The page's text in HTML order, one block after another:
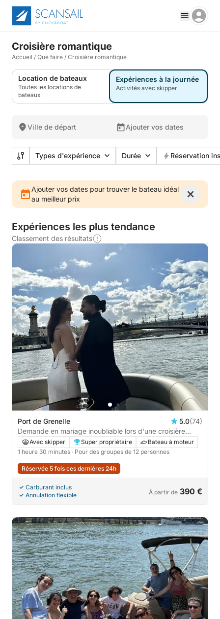
Croisière romantique
Accueil / Que faire / Croisière romantique
Location de bateaux
Toutes les locations de
bateaux
Expériences à la journée
Activités avec skipper
Ville de départ Ajouter vos dates
Types d'expérience Durée Réservation
Ajouter vos dates pour trouver le bateau idéal
au meilleur prix
Expériences les plus tendance
Classement des résultats
Port de Grenelle 5.0(74)
Demande en mariage inoubliable lors d'une croisière
privée sur la Seine - 1h30
Avec skipper Super propriétaire
Bateau à moteur
1 heure 30 minutes · Pour des groupes de 12 personnes
Réservée 5 fois ces dernières 24h
Carburant inclus
Annulation flexible
À partir de 390 €